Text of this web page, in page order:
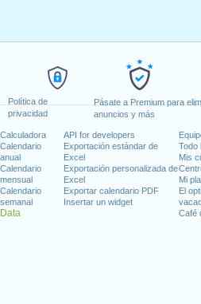
Política de
privacidad
Pásate a Premium para
anuncios y más
Calculadora
Calendario
anual
Calendario
mensual
Calendario
semanal
Data
API for developers
Exportación estándar de
Excel
Exportación personalizada de
Excel
Exportar calendario PDF
Insertar un widget
Todo
Mis
Mi
El
Café